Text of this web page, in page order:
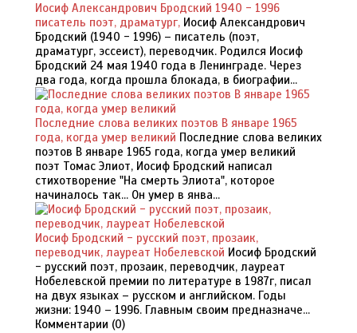
Иосиф Александрович Бродский 1940 - 1996
писатель поэт, драматург,Иосиф Александрович
Бродский (1940 - 1996) – писатель (поэт,
драматург, эссеист), переводчик. Родился Иосиф
Бродский 24 мая 1940 года в Ленинграде. Через
два года, когда прошла блокада, в биографии...
Последние слова великих поэтов В январе 1965
года, когда умер великий Последние слова великих
поэтов В январе 1965 года, когда умер великий
поэт Томас Элиот, Иосиф Бродский написал
стихотворение "На смерть Элиота", которое
начиналось так... Он умер в янва...
Иосиф Бродский - русский поэт, прозаик,
переводчик, лауреат Нобелевской Иосиф Бродский
- русский поэт, прозаик, переводчик, лауреат
Нобелевской премии по литературе в 1987г, писал
на двух языках – русском и английском. Годы
жизни: 1940 – 1996. Главным своим предназначе...
Комментарии (0)